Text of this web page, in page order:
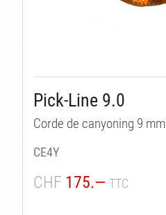
Pick-Line 9.0
Corde de canyoning 9 mm
CE4Y
CHF 175.— TTC